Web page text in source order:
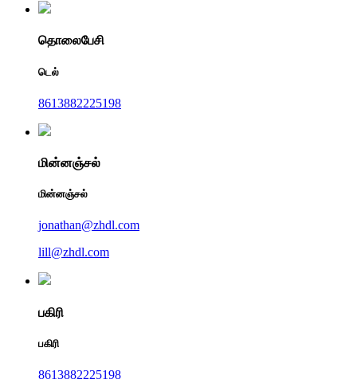
தொலைபேசி
டெல்
8613882225198
மின்னஞ்சல்
மின்னஞ்சல்
jonathan@zhdl.com
lill@zhdl.com
பகிரி
பகிரி
8613882225198